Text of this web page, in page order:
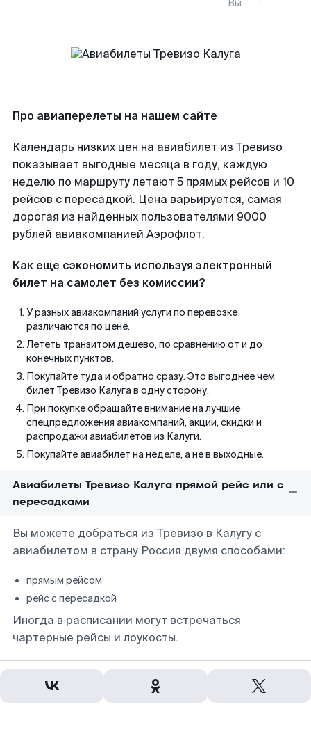
Вы
Про авиаперелеты на нашем сайте
Календарь низких цен на авиабилет из Тревизо
показывает выгодные месяца в году, каждую
неделю по маршруту летают 5 прямых рейсов и 10
рейсов с пересадкой. Цена варьируется, самая
дорогая из найденных пользователями 9000
рублей авиакомпанией Аэрофлот.
Как еще сэкономить используя электронный
билет на самолет без комиссии?
У разных авиакомпаний услуги по перевозке
различаются по цене.
Лететь транзитом дешево, по сравнению от и до
конечных пунктов.
Покупайте туда и обратно сразу. Это выгоднее чем
билет Тревизо Калуга в одну сторону.
При покупке обращайте внимание на лучшие
спецпредложения авиакомпаний, акции, скидки и
распродажи авиабилетов из Калуги.
Покупайте авиабилет на неделе, а не в выходные.
Авиабилеты Тревизо Калуга прямой рейс или с
пересадками
Вы можете добраться из Тревизо в Калугу с
авиабилетом в страну Россия двумя способами:
прямым рейсом
рейс с пересадкой
Иногда в расписании могут встречаться
чартерные рейсы и лоукосты.